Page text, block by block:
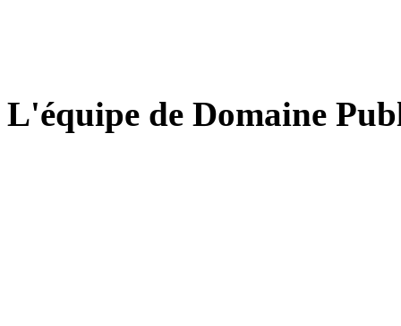
L'équipe de Domaine